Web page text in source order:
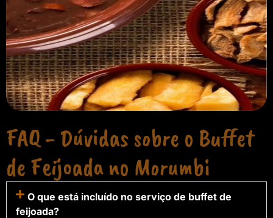
FAQ - Dúvidas sobre o Buffet
de Feijoada no Morumbi
O que está incluído no serviço de buffet de
feijoada?